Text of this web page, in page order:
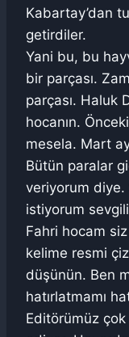
Kabartay’dan
getirdiler.
Yani bu, bu
bir parçası.
parçası. Haluk
hocanın.
mesela. Mart
Bütün paralar
veriyorum
istiyorum
Fahri hocam
kelime resmi
düşünün. Ben
hatırlatmamı
Editörümüz